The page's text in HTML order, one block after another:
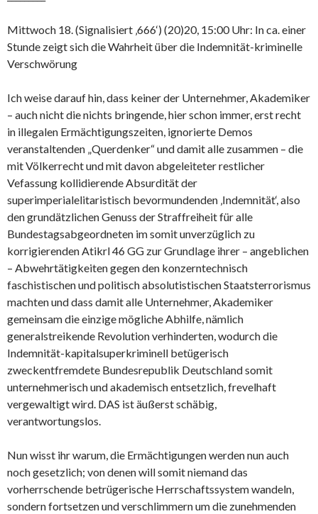
Mittwoch 18. (Signalisiert ‚666‘) (20)20, 15:00 Uhr: In ca. einer
Stunde zeigt sich die Wahrheit über die Indemnität-kriminelle
Verschwörung
Ich weise darauf hin, dass keiner der Unternehmer, Akademiker
– auch nicht die nichts bringende, hier schon immer, erst recht
in illegalen Ermächtigungszeiten, ignorierte Demos
veranstaltenden „Querdenker“ und damit alle zusammen – die
mit Völkerrecht und mit davon abgeleiteter restlicher
Vefassung kollidierende Absurdität der
superimperialelitaristisch bevormundenden ‚Indemnität‘, also
den grundätzlichen Genuss der Straffreiheit für alle
Bundestagsabgeordneten im somit unverzüglich zu
korrigierenden Atikrl 46 GG zur Grundlage ihrer – angeblichen
– Abwehrtätigkeiten gegen den konzerntechnisch
faschistischen und politisch absolutistischen Staatsterrorismus
machten und dass damit alle Unternehmer, Akademiker
gemeinsam die einzige mögliche Abhilfe, nämlich
generalstreikende Revolution verhinderten, wodurch die
Indemnität-kapitalsuperkriminell betügerisch
zweckentfremdete Bundesrepublik Deutschland somit
unternehmerisch und akademisch entsetzlich, frevelhaft
vergewaltigt wird. DAS ist äußerst schäbig,
verantwortungslos.
Nun wisst ihr warum, die Ermächtigungen werden nun auch
noch gesetzlich; von denen will somit niemand das
vorherrschende betrügerische Herrschaftssystem wandeln,
sondern fortsetzen und verschlimmern um die zunehmenden